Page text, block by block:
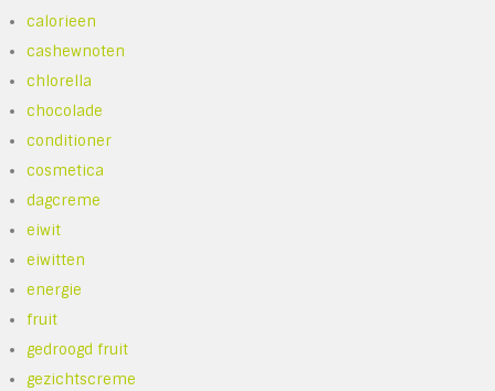
calorieen
cashewnoten
chlorella
chocolade
conditioner
cosmetica
dagcreme
eiwit
eiwitten
energie
fruit
gedroogd fruit
gezichtscreme